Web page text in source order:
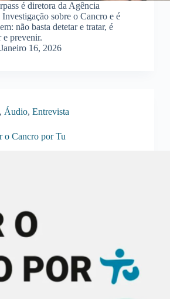
é diretora da Agência
sobre o Cancro e é
não basta detetar e tratar, é
e prevenir.
Janeiro 16, 2026
Áudio, Entrevista
o Cancro por Tu